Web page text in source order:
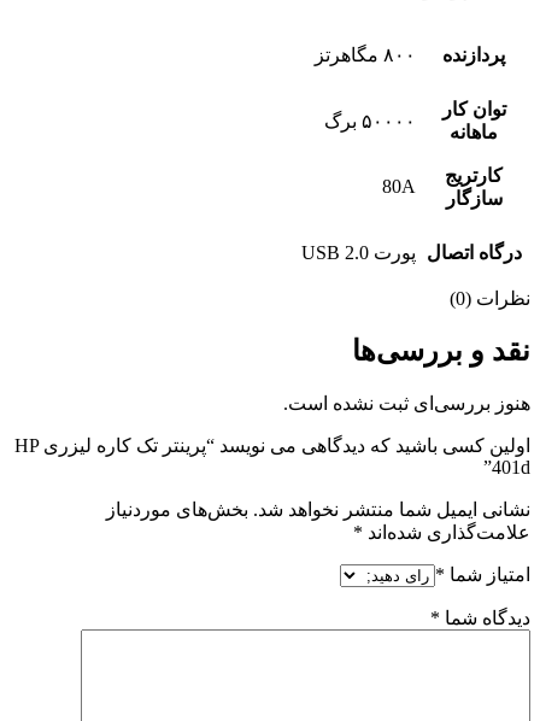
پردازنده ۸۰۰ مگاهرتز
توان کار
ماهانه
۵۰۰۰۰ برگ
کارتریج
سازگار
80A
درگاه اتصال پورت USB 2.0
نظرات (0)
نقد و بررسی‌ها
هنوز بررسی‌ای ثبت نشده است.
اولین کسی باشید که دیدگاهی می نویسد “پرینتر تک کاره لیزری HP
401d”
نشانی ایمیل شما منتشر نخواهد شد. بخش‌های موردنیاز
علامت‌گذاری شده‌اند *
امتیاز شما *
دیدگاه شما *